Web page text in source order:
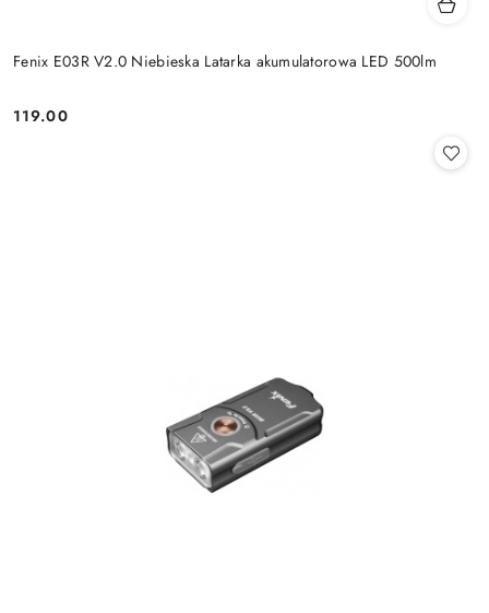
Fenix E03R V2.0 Niebieska Latarka akumulatorowa LED 500lm
Cena:
119.00